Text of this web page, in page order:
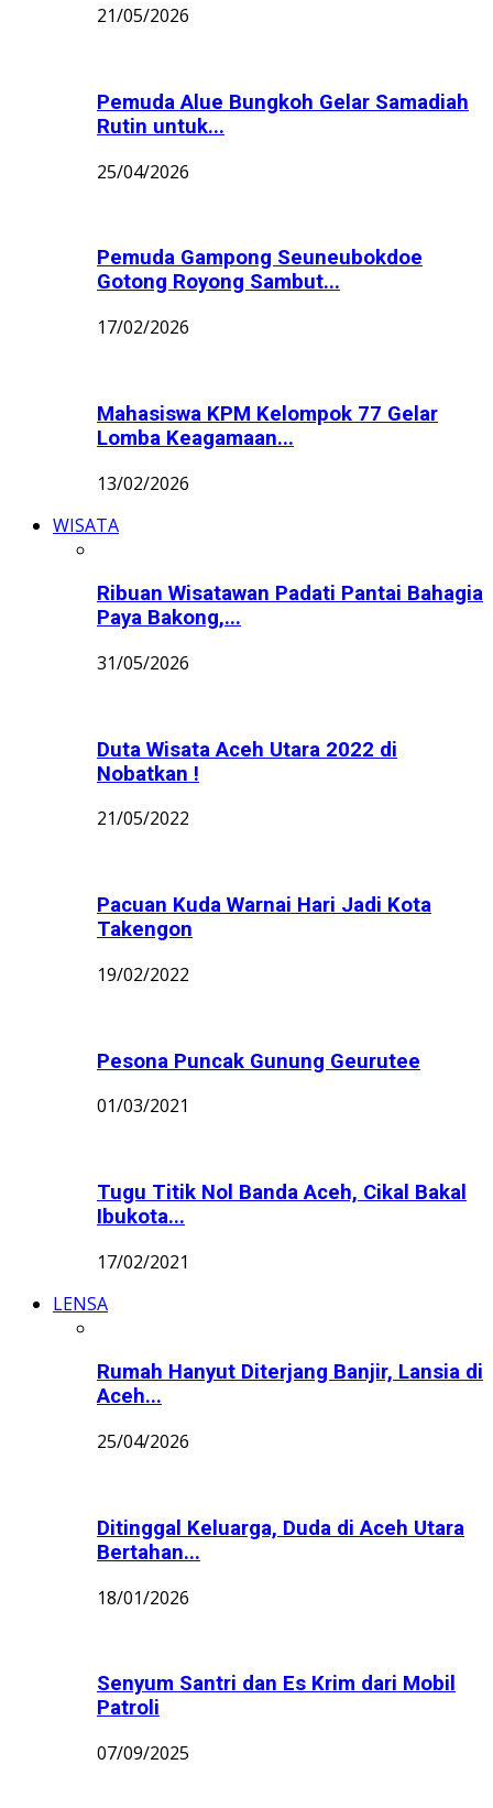
21/05/2026
Pemuda Alue Bungkoh Gelar Samadiah
Rutin untuk...
25/04/2026
Pemuda Gampong Seuneubokdoe
Gotong Royong Sambut...
17/02/2026
Mahasiswa KPM Kelompok 77 Gelar
Lomba Keagamaan...
13/02/2026
WISATA
Ribuan Wisatawan Padati Pantai Bahagia
Paya Bakong,...
31/05/2026
Duta Wisata Aceh Utara 2022 di
Nobatkan !
21/05/2022
Pacuan Kuda Warnai Hari Jadi Kota
Takengon
19/02/2022
Pesona Puncak Gunung Geurutee
01/03/2021
Tugu Titik Nol Banda Aceh, Cikal Bakal
Ibukota...
17/02/2021
LENSA
Rumah Hanyut Diterjang Banjir, Lansia di
Aceh...
25/04/2026
Ditinggal Keluarga, Duda di Aceh Utara
Bertahan...
18/01/2026
Senyum Santri dan Es Krim dari Mobil
Patroli
07/09/2025